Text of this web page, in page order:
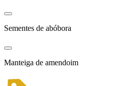
Sementes de abóbora
Manteiga de amendoim